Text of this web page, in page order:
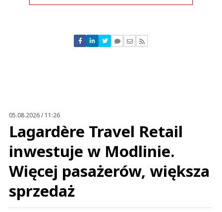
Nie znaleziono komentarzy
Zostaw swoje komentarze
05.08.2026 / 11:26
Lagardère Travel Retail
inwestuje w Modlinie.
Więcej pasażerów, większa
sprzedaż